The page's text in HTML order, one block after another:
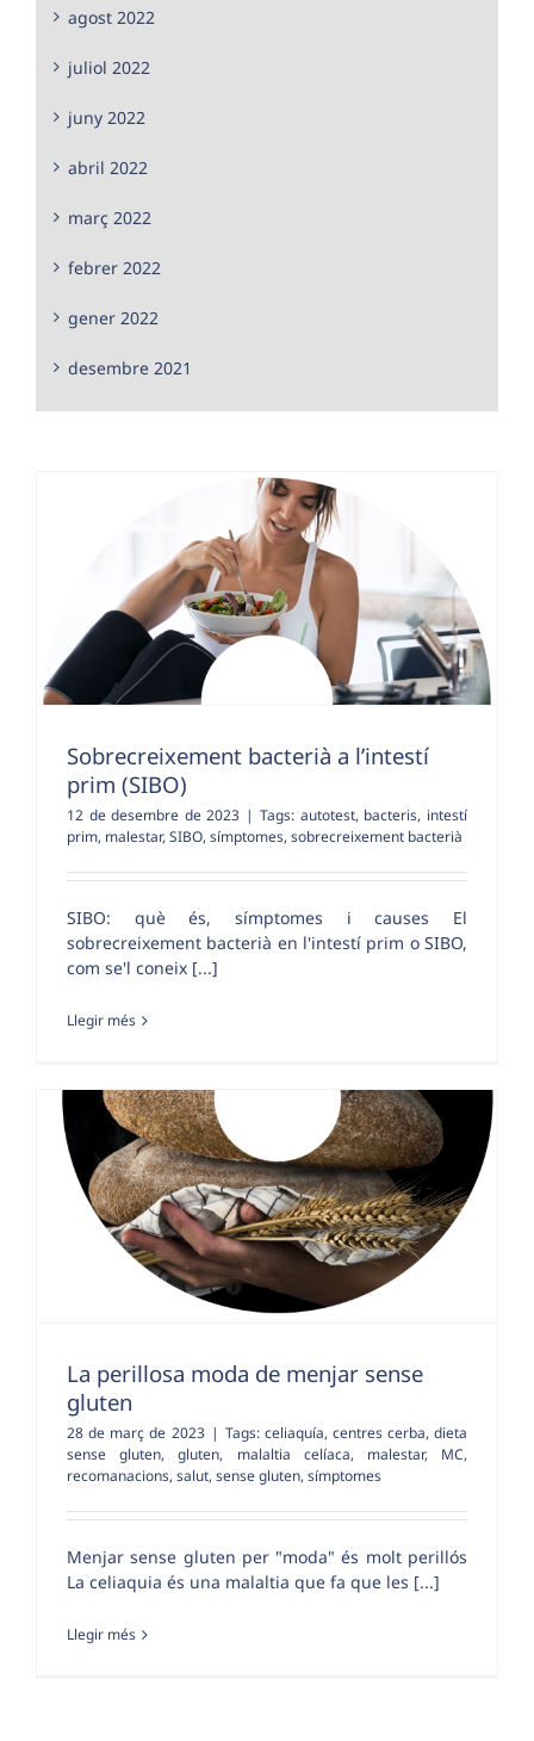
Sobrecreixement bacterià a l’intestí
prim (SIBO)
12 de desembre de 2023 | Tags: autotest, bacteris, intestí
prim, malestar, SIBO, símptomes, sobrecreixement bacterià
SIBO: què és, símptomes i causes El
sobrecreixement bacterià en l'intestí prim o SIBO,
com se'l coneix [...]
Llegir més
La perillosa moda de menjar sense
gluten
28 de març de 2023 | Tags: celiaquía, centres cerba, dieta
sense gluten,gluten, malaltia celíaca, malestar, MC,
recomanacions, salut, sense gluten, símptomes
Menjar sense gluten per "moda" és molt perillós
La celiaquia és una malaltia que fa que les [...]
Llegir més
agost 2022
juliol 2022
juny 2022
abril 2022
març 2022
febrer 2022
gener 2022
desembre 2021